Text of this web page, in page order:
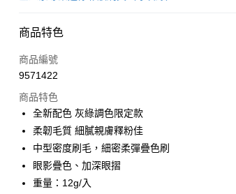
Apple Pay
悠遊付
Google Pay
全盈+PAY
AFTEE先享後付
商品特色
商品編號
9571422
商品特色
全新配色 灰綠調色限定款
柔韌毛質 細膩親膚釋粉佳
中型密度刷毛，細密柔彈疊色刷
眼影疊色、加深眼摺
重量：12g/入